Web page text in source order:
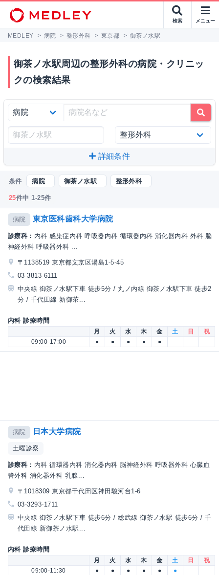
検索 メニュー
MEDLEY > 病院 > 整形外科 > 東京都 > 御茶ノ水駅
御茶ノ水駅周辺の整形外科の病院・クリニッ
クの検索結果
詳細条件
条件 病院 御茶ノ水駅 整形外科
25件中 1-25件
病院 東京医科歯科大学病院
診療科： 内科 感染症内科 呼吸器内科 循環器内科 消化器内科 外科 脳
神経外科 呼吸器外科 ...
〒1138519 東京都文京区湯島1-5-45
03-3813-6111
中央線 御茶ノ水駅下車 徒歩5分 / 丸ノ内線 御茶ノ水駅下車 徒歩2
分 / 千代田線 新御茶...
内科 診療時間
月 火 水 木 金 土 日
祝
09:00-17:00
● ● ● ● ●
病院 日本大学病院
土曜診察
診療科： 内科 循環器内科 消化器内科 脳神経外科 呼吸器外科 心臓血
管外科 消化器外科 乳腺...
〒1018309 東京都千代田区神田駿河台1-6
03-3293-1711
中央線 御茶ノ水駅下車 徒歩6分 / 総武線 御茶ノ水駅 徒歩6分 / 千
代田線 新御茶ノ水駅...
内科 診療時間
月 火 水 木 金 土 日
祝
09:00-11:30
● ● ● ● ●
●